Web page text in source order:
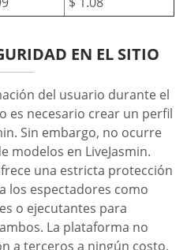
EN EL SITIO
del usuario durante el
es necesario crear un perfil
Sin embargo, no ocurre
modelos en LiveJasmin.
una estricta protección
los espectadores como
o ejecutantes para
La plataforma no
a terceros a ningún costo,